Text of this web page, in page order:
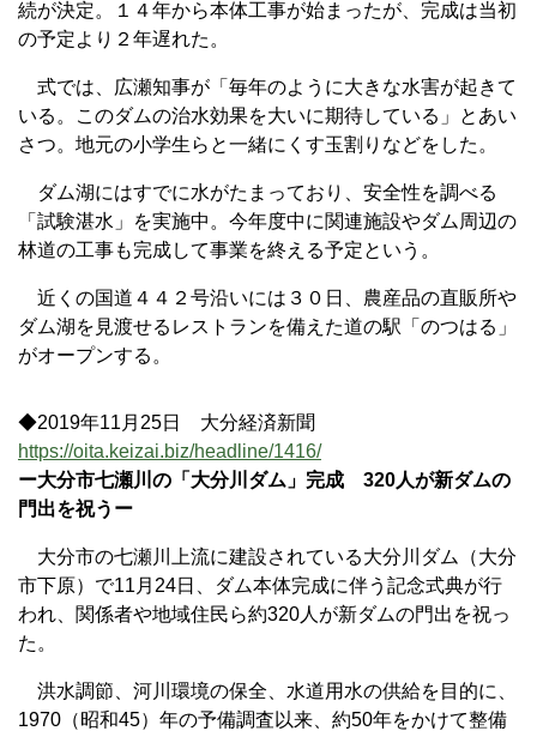
続が決定。１４年から本体工事が始まったが、完成は当初
の予定より２年遅れた。
式では、広瀬知事が「毎年のように大きな水害が起きて
いる。このダムの治水効果を大いに期待している」とあい
さつ。地元の小学生らと一緒にくす玉割りなどをした。
ダム湖にはすでに水がたまっており、安全性を調べる
「試験湛水」を実施中。今年度中に関連施設やダム周辺の
林道の工事も完成して事業を終える予定という。
近くの国道４４２号沿いには３０日、農産品の直販所や
ダム湖を見渡せるレストランを備えた道の駅「のつはる」
がオープンする。
◆2019年11月25日 大分経済新聞
https://oita.keizai.biz/headline/1416/
ー大分市七瀬川の「大分川ダム」完成 320人が新ダムの
門出を祝うー
大分市の七瀬川上流に建設されている大分川ダム（大分
市下原）で11月24日、ダム本体完成に伴う記念式典が行
われ、関係者や地域住民ら約320人が新ダムの門出を祝っ
た。
洪水調節、河川環境の保全、水道用水の供給を目的に、
1970（昭和45）年の予備調査以来、約50年をかけて整備